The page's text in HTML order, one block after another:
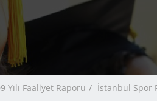
Yılı Faaliyet Raporu İstanbul Spor